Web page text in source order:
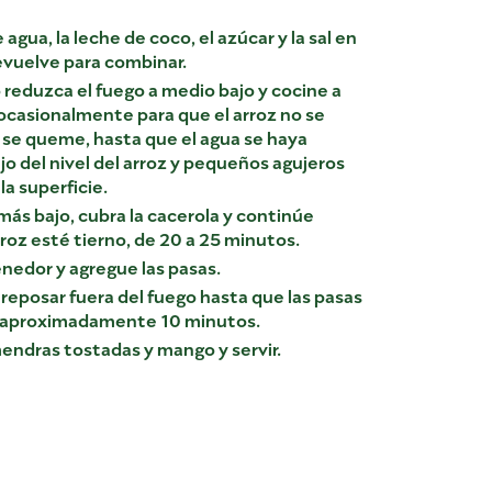
la leche de coco, el azúcar y la sal en
para combinar.
el fuego a medio bajo y cocine a
para que el arroz no se
queme, hasta que el agua se haya
del nivel del arroz y pequeños agujeros
superficie.
bajo, cubra la cacerola y continúe
esté tierno, de 20 a 25 minutos.
y agregue las pasas.
fuera del fuego hasta que las pasas
10 minutos.
tostadas y mango y servir.